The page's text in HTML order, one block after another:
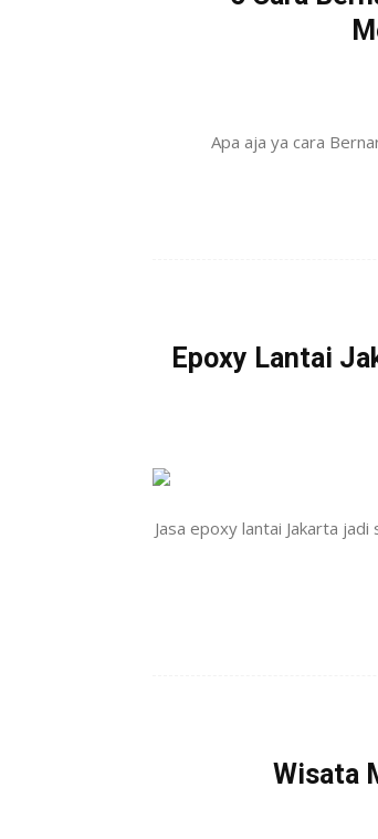
Apa aja ya cara
Epoxy Lantai
Jasa epoxy lantai Jakarta
Wisata